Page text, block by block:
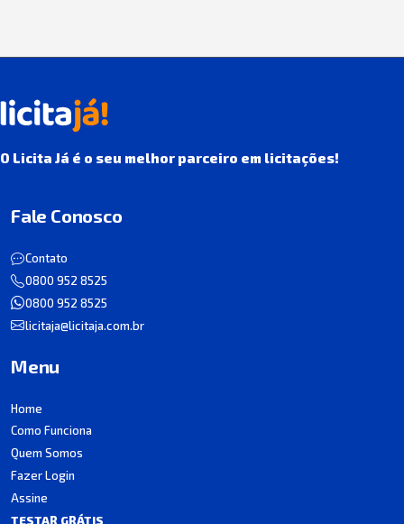
O Licita Já é o seu melhor parceiro em licitações!
Fale Conosco
Contato
0800 952 8525
0800 952 8525
licitaja@licitaja.com.br
Menu
Home
Como Funciona
Quem Somos
Fazer Login
Assine
TESTAR GRÁTIS